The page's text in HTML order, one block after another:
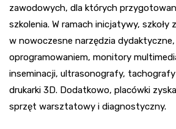
zawodowych, dla których
szkolenia. W ramach inicjatywy,
w nowoczesne narzędzia
oprogramowaniem, monitory
inseminacji, ultrasonografy,
drukarki 3D. Dodatkowo, placówki
sprzęt warsztatowy i diagnostyczny.